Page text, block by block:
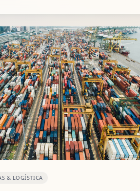
& LOGÍSTICA